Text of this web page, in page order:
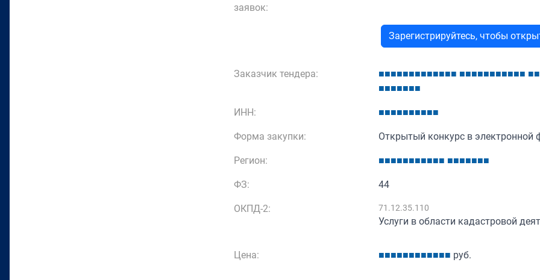
заявок:
Зарегистрируйтесь, чтобы
Заказчик тендера: ■■■■■■■■■■■■■ ■■■■■■■■■■■ ■■
■■■■■■■
ИНН: ■■■■■■■■■■
Форма закупки: Открытый конкурс в электронной
Регион: ■■■■■■■■■■■ ■■■■■■■
ФЗ: 44
ОКПД-2: 71.12.35.110
Услуги в области кадастровой
Цена: ■■■■■■■■■■■■ руб.